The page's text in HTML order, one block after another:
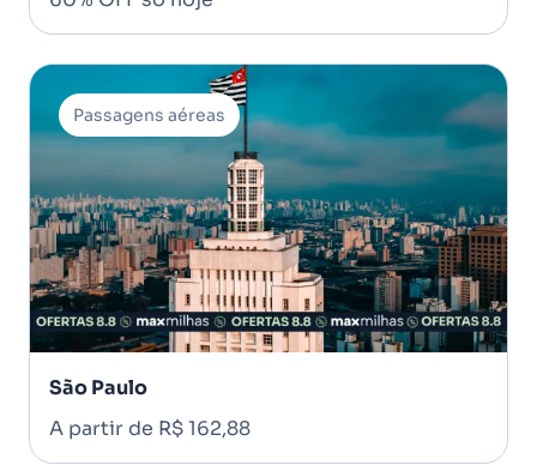
Passagens aéreas
São Paulo
A partir de R$ 162,88